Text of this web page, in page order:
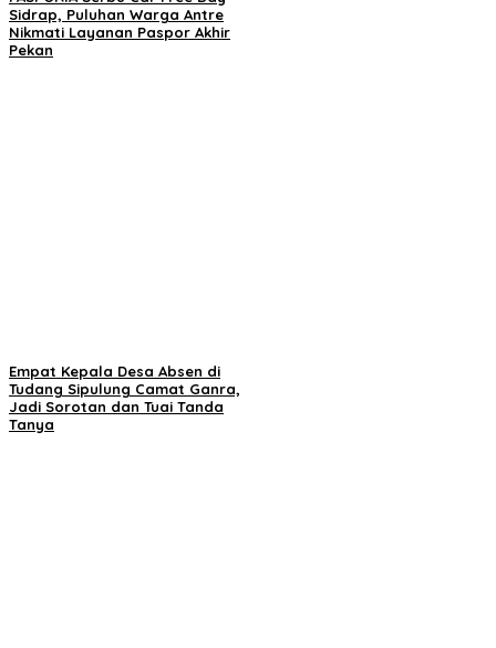
Sidrap, Puluhan Warga Antre
Nikmati Layanan Paspor Akhir
Pekan
Empat Kepala Desa Absen di
Tudang Sipulung Camat Ganra,
Jadi Sorotan dan Tuai Tanda
Tanya